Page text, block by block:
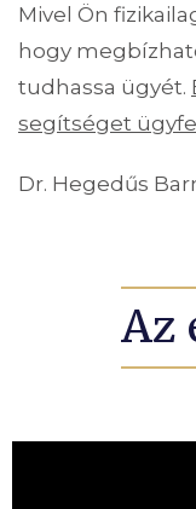
Mivel Ön
hogy
tudhassa ügyét.
segítséget
Dr. Hegedűs
Az